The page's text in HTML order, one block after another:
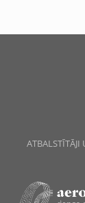
ATBALSTĪTĀJI